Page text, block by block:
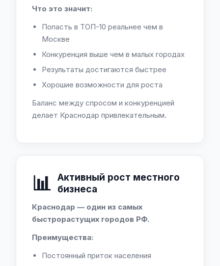
Что это значит:
Попасть в ТОП-10 реальнее чем в
Москве
Конкуренция выше чем в малых городах
Результаты достигаются быстрее
Хорошие возможности для роста
Баланс между спросом и конкуренцией
делает Краснодар привлекательным.
📊 Активный рост местного
бизнеса
Краснодар — один из самых
быстрорастущих городов РФ.
Преимущества:
Постоянный приток населения